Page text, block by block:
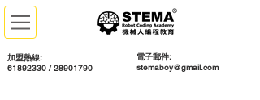
加盟熱線:
61892330 / 28901790
電子郵件:
stemaboy@gmail.com